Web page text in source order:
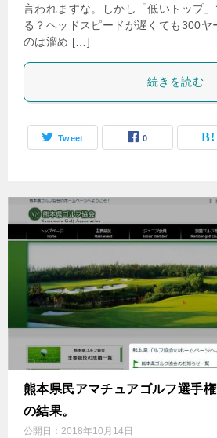
言われますな。しかし「低いトップ
る？ヘッドスピードが遅くても300ヤ
のは溜め […]
続きを読む
Tweet 0
熊本県民アマチュアゴルフ選手
の結果。
公開日： 2018年10月14日